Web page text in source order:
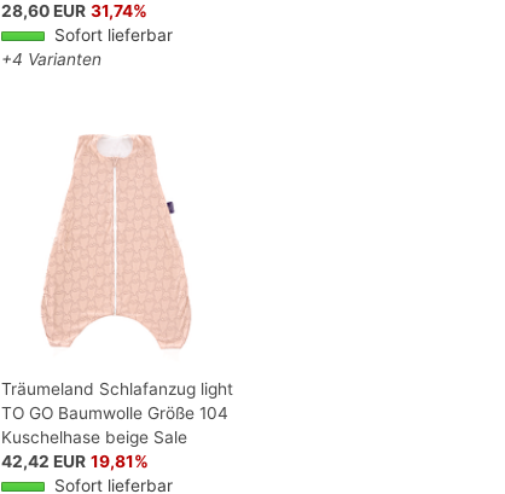
28,60 EUR 31,74%
Sofort lieferbar
+4 Varianten
Träumeland Schlafanzug light
TO GO Baumwolle Größe 104
Kuschelhase beige Sale
42,42 EUR 19,81%
Sofort lieferbar